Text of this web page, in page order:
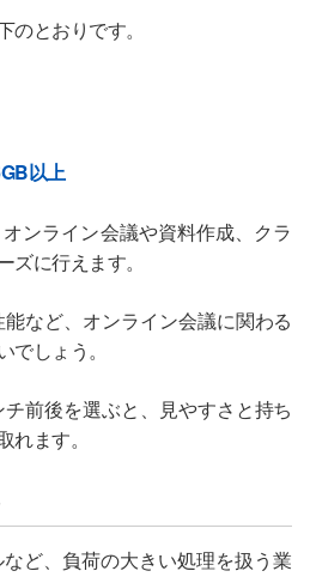
とおりです。
以上
ンライン会議や資料作成、クラ
に行えます。
など、オンライン会議に関わる
しょう。
前後を選ぶと、見やすさと持ち
ます。
ど、負荷の大きい処理を扱う業